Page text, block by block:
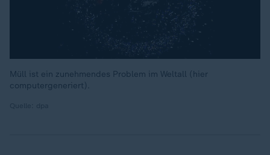
Müll ist ein zunehmendes Problem im Weltall (hier
computergeneriert).